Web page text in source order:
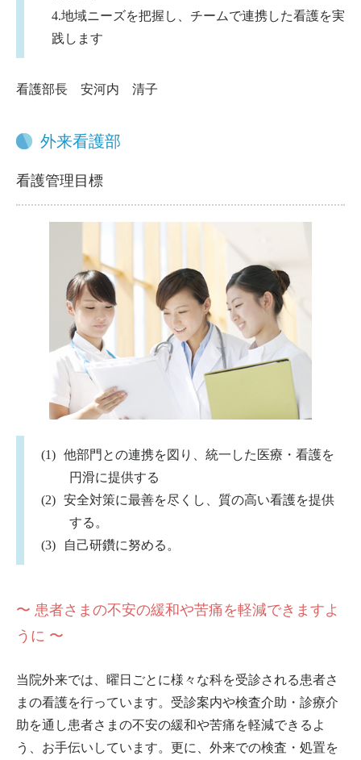
4.地域ニーズを把握し、チームで連携した看護を実
践します
看護部長 安河内 清子
外来看護部
看護管理目標
他部門との連携を図り、統一した医療・看護を
円滑に提供する
安全対策に最善を尽くし、質の高い看護を提供
する。
自己研鑽に努める。
〜 患者さまの不安の緩和や苦痛を軽減できますよ
うに 〜
当院外来では、曜日ごとに様々な科を受診される患者さ
まの看護を行っています。受診案内や検査介助・診療介
助を通し患者さまの不安の緩和や苦痛を軽減できるよ
う、お手伝いしています。更に、外来での検査・処置を